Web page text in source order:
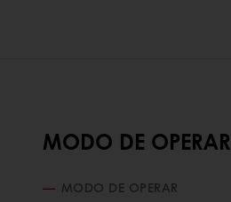
MODO DE OPERAR
MODO DE OPERAR